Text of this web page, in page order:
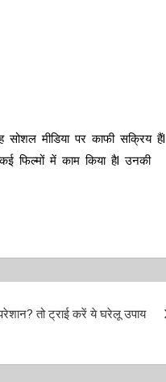
सोशल मीडिया पर काफी सक्रिय हैंl
फिल्मों में काम किया हैl उनकी
तो ट्राई करें ये घरेलू उपाय